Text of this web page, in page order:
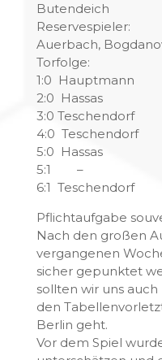
Butendeich
Reservespieler:
Auerbach,
Torfolge:
1:0
2:0 Hassas
3:0
4:0
5:0 Hassas
5:1 –
6:1
Pflichtaufgabe
Nach den großen
vergangenen
sicher gepunktet
sollten wir uns
den
Berlin geht.
Vor dem Spiel